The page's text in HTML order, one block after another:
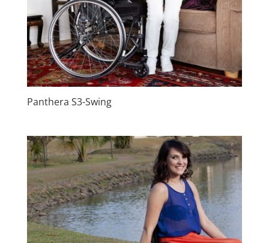
Panthera S3-Swing